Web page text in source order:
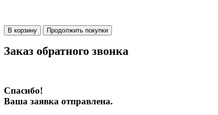
В корзину Продолжить покупки
Заказ обратного звонка
Спасибо!
Ваша заявка отправлена.